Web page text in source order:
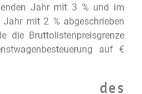
Jahr mit 3 % und im
mit 2 % abgeschrieben
die Bruttolistenpreisgrenze
auf €
des